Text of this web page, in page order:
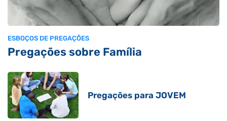
ESBOÇOS DE PREGAÇÕES
Pregações sobre Família
Pregações para JOVEM